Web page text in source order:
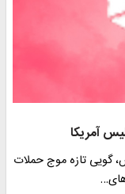
آمریکا
گویی تازه موج حملات